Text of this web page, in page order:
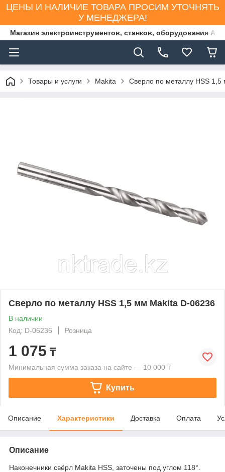
ЦЕНЫ И НАЛИЧИЕ ТОВАРА ПРОСИМ УТОЧНЯТЬ
У МЕНЕДЖЕРА!
Магазин электроинструментов, станков, оборудования
Товары и услуги Makita Сверло по металлу HSS
Сверло по металлу HSS 1,5 мм Makita D-06236
В наличии
Код: D-06236
Розница
1 075 ₸
Минимальная сумма заказа на сайте — 10 000 ₸
Купить
Описание Характеристики Доставка Оплата
Описание
Наконечники свёрл Makita HSS, заточены под углом 118°.